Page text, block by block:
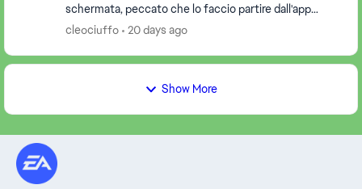
schermata, peccato che lo faccio partire dall'app
dove risulta correttamente installato con tanto ...
cleociuffo 20 days ago
Show More